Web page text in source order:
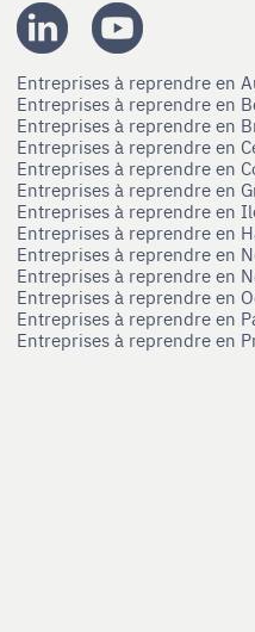
Entreprises à reprendre en
Entreprises à reprendre en
Entreprises à reprendre en
Entreprises à reprendre en
Entreprises à reprendre en
Entreprises à reprendre en
Entreprises à reprendre en
Entreprises à reprendre en
Entreprises à reprendre en
Entreprises à reprendre en
Entreprises à reprendre en
Entreprises à reprendre en
Entreprises à reprendre en